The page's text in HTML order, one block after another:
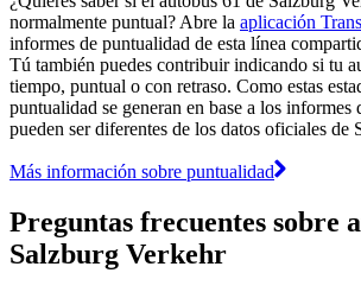
normalmente puntual? Abre la aplicación
informes de puntualidad de esta línea
Tú también puedes contribuir indicando si tu
tiempo, puntual o con retraso. Como estas
puntualidad se generan en base a los informes
pueden ser diferentes de los datos oficiales de
Más información sobre puntualidad
Preguntas frecuentes sobre
Salzburg Verkehr